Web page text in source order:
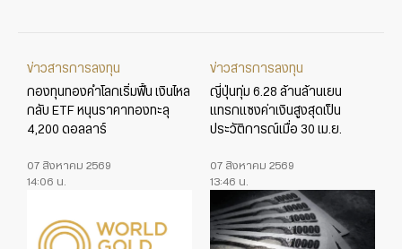
ข่าวสารการลงทุน
กองทุนทองคำโลกเริ่มฟื้น เงินไหล
กลับ ETF หนุนราคาทองทะลุ
4,200 ดอลลาร์
07 สิงหาคม 2569
14:06 น.
ข่าวสารการลงทุน
ญี่ปุ่นทุ่ม 6.28 ล้านล้านเยน
แทรกแซงค่าเงินสูงสุดเป็น
ประวัติการณ์เมื่อ 30 เม.ย.
07 สิงหาคม 2569
13:46 น.